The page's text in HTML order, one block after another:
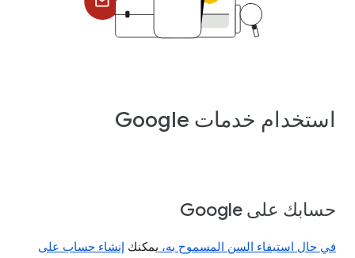
استخدام خدمات Google
حسابك على Google
في حال استيفاء السن المسموح به، يمكنك إنشاء حساب على